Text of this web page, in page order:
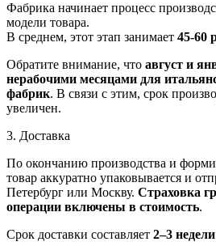
Фабрика начинает процесс
модели товара.
В среднем, этот этап занимает 45-60
Обратите внимание, что август и
нерабочими месяцами для
фабрик. В связи с этим, срок
увеличен.
3. Доставка
По окончанию производства и
товар аккуратно упаковывается и
Петербург или Москву. Страховка
операции включены в стоимость.
Срок доставки составляет 2–3 недели